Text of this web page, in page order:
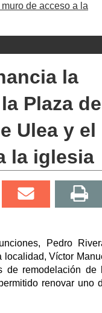
de acceso a la
la
Plaza de
Ulea y el
la iglesia
Pedro
Víctor
de remodelación de
renovar uno